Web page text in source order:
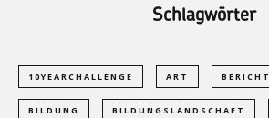
Schlagwörter
10YEARCHALLENGE ART BERICHT
BILDUNG BILDUNGSLANDSCHAFT